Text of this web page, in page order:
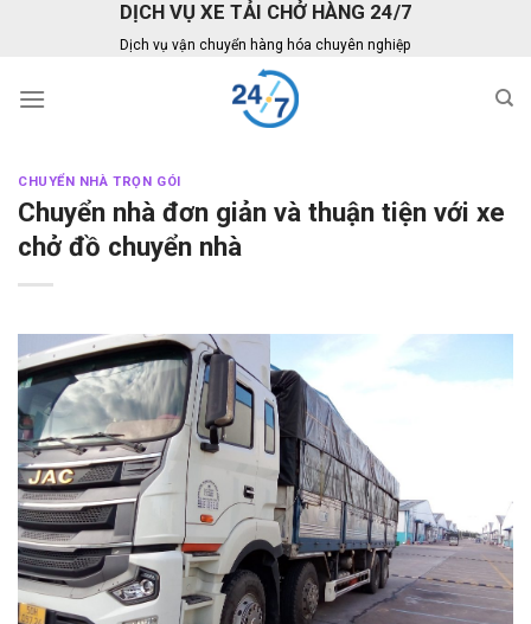
DỊCH VỤ XE TẢI CHỞ HÀNG 24/7
Dịch vụ vận chuyển hàng hóa chuyên nghiệp
CHUYỂN NHÀ TRỌN GÓI
Chuyển nhà đơn giản và thuận tiện với xe
chở đồ chuyển nhà